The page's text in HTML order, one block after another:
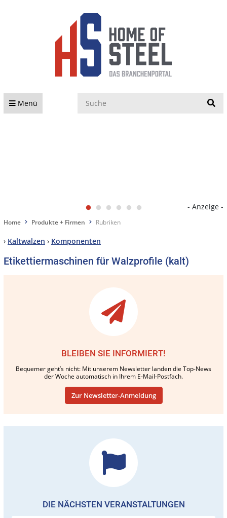
Menü
- Anzeige -
Home Produkte + Firmen Rubriken
› Kaltwalzen › Komponenten
Etikettiermaschinen für Walzprofile (kalt)
BLEIBEN SIE INFORMIERT!
Bequemer geht’s nicht: Mit unserem Newsletter landen die Top-News
der Woche automatisch in Ihrem E-Mail-Postfach.
Zur Newsletter-Anmeldung
DIE NÄCHSTEN VERANSTALTUNGEN